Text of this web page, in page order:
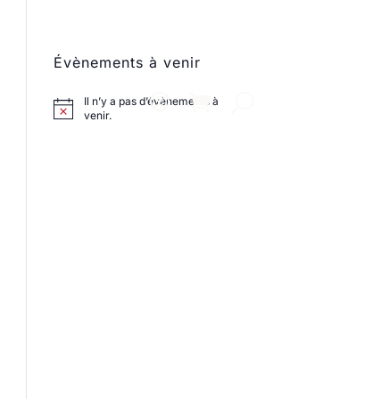
Évènements à venir
Il n’y a pas d’évènements à
venir.